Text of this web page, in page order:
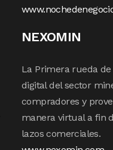
NEXOMIN
La Primera rueda de
digital del sector
compradores y
manera virtual a fin
lazos comerciales.